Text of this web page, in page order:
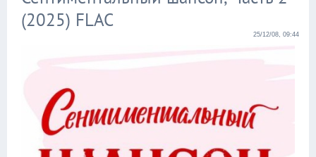
(2025) FLAC
25/12/08, 09:44